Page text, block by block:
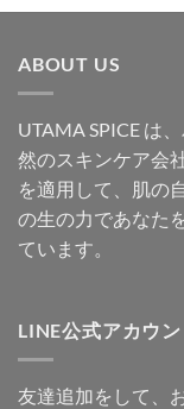
ABOUT US
UTAMA SPICE は
然のスキンケア会
を適用して、肌の
の生の力であなた
ています。
LINE公式アカウン
友達追加をして、